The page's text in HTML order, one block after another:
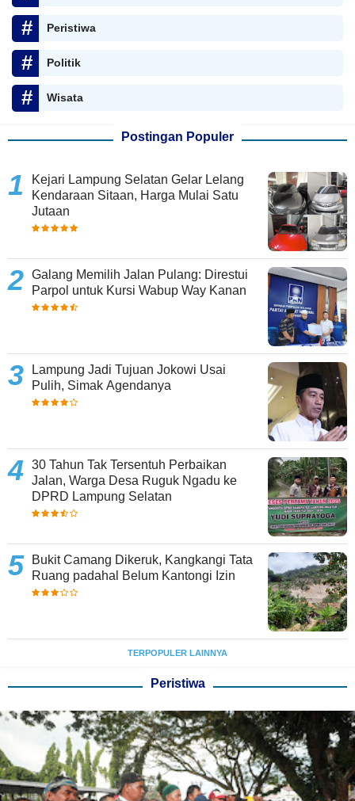
Peristiwa
Politik
Wisata
Postingan Populer
Kejari Lampung Selatan Gelar Lelang
Kendaraan Sitaan, Harga Mulai Satu
Jutaan
Galang Memilih Jalan Pulang: Direstui
Parpol untuk Kursi Wabup Way Kanan
Lampung Jadi Tujuan Jokowi Usai
Pulih, Simak Agendanya
30 Tahun Tak Tersentuh Perbaikan
Jalan, Warga Desa Ruguk Ngadu ke
DPRD Lampung Selatan
Bukit Camang Dikeruk, Kangkangi Tata
Ruang padahal Belum Kantongi Izin
TERPOPULER LAINNYA
Peristiwa